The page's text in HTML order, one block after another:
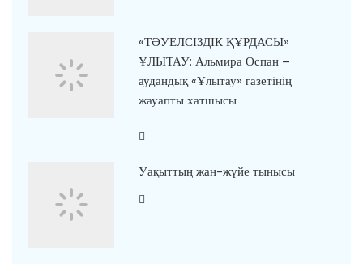
«ТӘУЕЛСІЗДІК ҚҰРДАСЫ»
ҰЛЫТАУ: Альмира Оспан –
аудандық «Ұлытау» газетінің
жауапты хатшысы
Уақыттың жан-жүйе тынысы